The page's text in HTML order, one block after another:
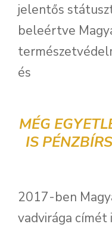
jelentős
beleértve
és
MÉG
IS
2017-ben
vadvirága